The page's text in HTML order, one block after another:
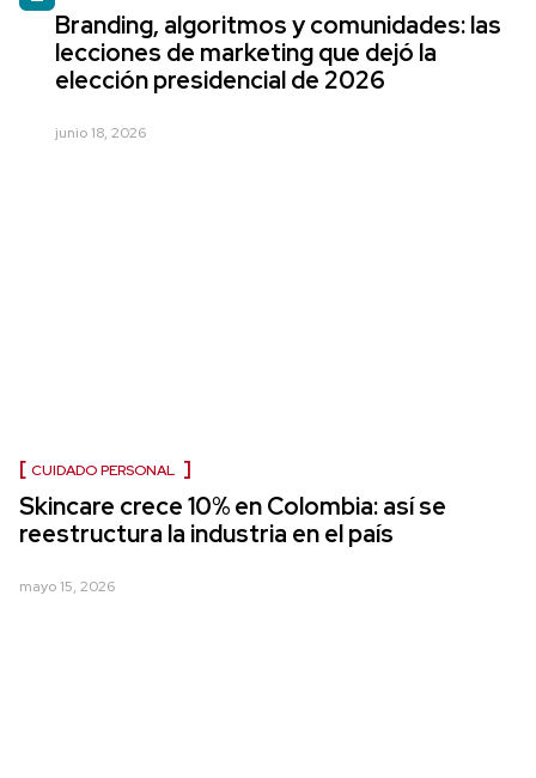
Branding, algoritmos y comunidades: las
lecciones de marketing que dejó la
elección presidencial de 2026
junio 18, 2026
CUIDADO PERSONAL
Skincare crece 10% en Colombia: así se
reestructura la industria en el país
mayo 15, 2026